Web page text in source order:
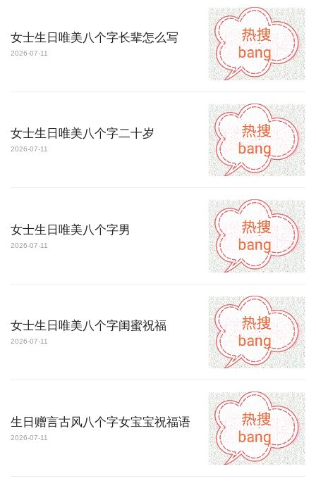
女士生日唯美八个字长辈怎么写
2026-07-11
女士生日唯美八个字二十岁
2026-07-11
女士生日唯美八个字男
2026-07-11
女士生日唯美八个字闺蜜祝福
2026-07-11
生日赠言古风八个字女宝宝祝福语
2026-07-11